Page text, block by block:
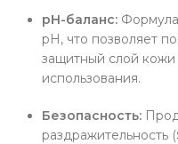
pH-баланс:
pH, что позволяет
защитный слой кожи
использования.
Безопасность:
раздражительность (